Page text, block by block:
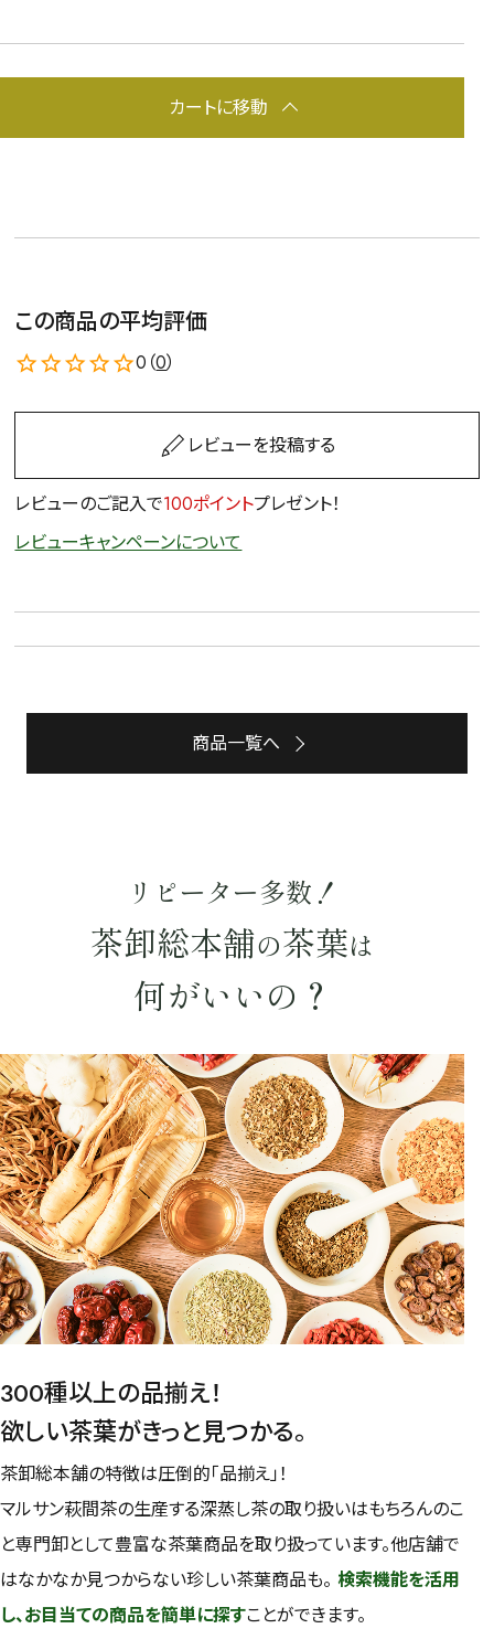
詳細検索
キーワードで探す
水出しお試しルイボスカモミール仙鶴草深蒸し茶業務用大容量
予算・価格で探す
〜 円
茶葉を選択
健康茶 ハーブティー
紅茶
容量を選択
100g
検索
カートに移動
この商品の平均評価
0（0）
レビューを投稿する
レビューのご記入で100ポイントプレゼント！
レビューキャンペーンについて
商品一覧へ
リピーター多数！
茶卸総本舗の茶葉は
何がいいの？
300種以上の品揃え！
欲しい茶葉がきっと見つかる。
茶卸総本舗の特徴は圧倒的「品揃え」！
マルサン萩間茶の生産する深蒸し茶の取り扱いはもちろんのこ
と専門卸として豊富な茶葉商品を取り扱っています。他店舗で
はなかなか見つからない珍しい茶葉商品も。 検索機能を活用
し、お目当ての商品を簡単に探すことができます。